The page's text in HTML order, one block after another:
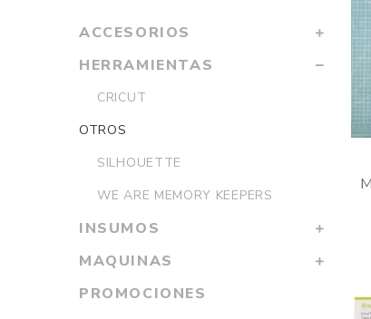
ACCESORIOS
HERRAMIENTAS
CRICUT
OTROS
SILHOUETTE
WE ARE MEMORY KEEPERS
INSUMOS
MAQUINAS
PROMOCIONES